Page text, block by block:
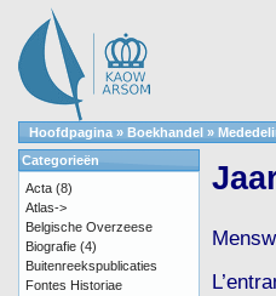
Hoofdpagina » Boekhandel »
Categorieën
Acta (8)
Atlas->
Belgische Overzeese
Biografie (4)
Buitenreekspublicaties
Fontes Historiae